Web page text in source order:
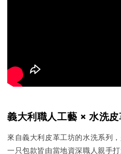
義大利職人工藝 × 水洗
來自義大利皮革工坊的水洗系列
一只包款皆由當地資深職人親手